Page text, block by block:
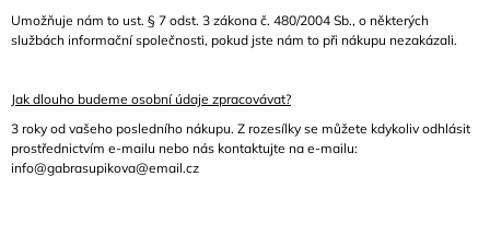
Umožňuje nám to ust. § 7 odst. 3 zákona č. 480/2004 Sb., o některých
službách informační společnosti, pokud jste nám to při nákupu nezakázali.
Jak dlouho budeme osobní údaje zpracovávat?
3 roky od vašeho posledního nákupu. Z rozesílky se můžete kdykoliv odhlásit
prostřednictvím e-mailu nebo nás kontaktujte na e-mailu:
info@gabrasupikova@email.cz